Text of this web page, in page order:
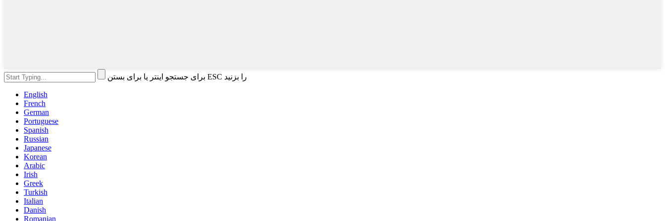
برای جستجو اینتر یا برای بستن ESC را بزنید
English
French
German
Portuguese
Spanish
Russian
Japanese
Korean
Arabic
Irish
Greek
Turkish
Italian
Danish
Romanian